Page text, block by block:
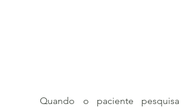
	Quando o paciente pesquisa